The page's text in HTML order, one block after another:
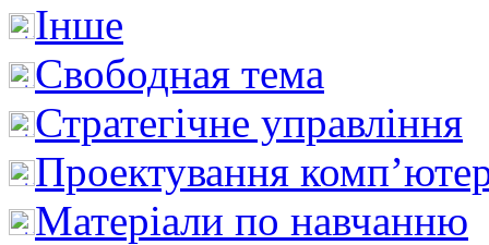
Інше
Свободная тема
Стратегічне управління
Проектування
Матеріали по навчанню